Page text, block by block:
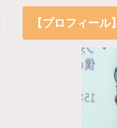
【プロフィール】